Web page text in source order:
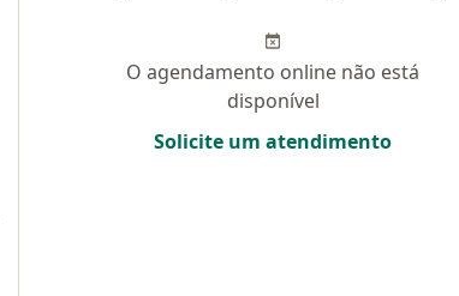
O agendamento online não está
disponível
Solicite um atendimento